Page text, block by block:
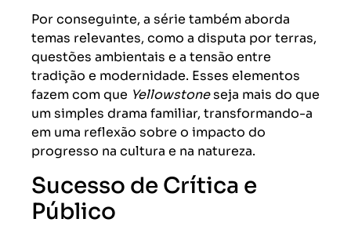
Por conseguinte, a série também aborda
temas relevantes, como a disputa por terras,
questões ambientais e a tensão entre
tradição e modernidade. Esses elementos
fazem com que Yellowstoneseja mais do que
um simples drama familiar, transformando-a
em uma reflexão sobre o impacto do
progresso na cultura e na natureza.
Sucesso de Crítica e
Público